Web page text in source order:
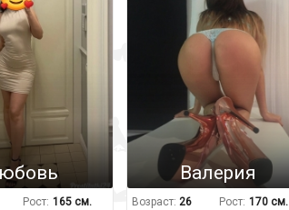
Рост: 165 см.
Валерия
Возраст: 26
Рост: 170 см.